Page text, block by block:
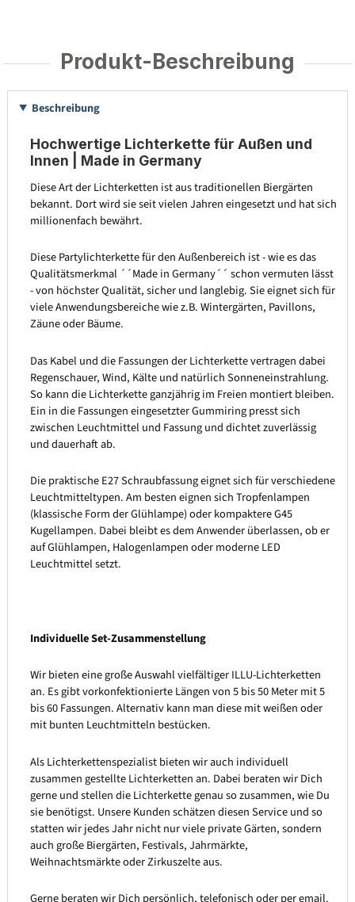
Produkt-Beschreibung
Beschreibung
Hochwertige Lichterkette für Außen und
Innen | Made in Germany
Diese Art der Lichterketten ist aus traditionellen Biergärten
bekannt. Dort wird sie seit vielen Jahren eingesetzt und hat sich
millionenfach bewährt.
Diese Partylichterkette für den Außenbereich ist - wie es das
Qualitätsmerkmal ´´Made in Germany´´ schon vermuten lässt
- von höchster Qualität, sicher und langlebig. Sie eignet sich für
viele Anwendungsbereiche wie z.B. Wintergärten, Pavillons,
Zäune oder Bäume.
Das Kabel und die Fassungen der Lichterkette vertragen dabei
Regenschauer, Wind, Kälte und natürlich Sonneneinstrahlung.
So kann die Lichterkette ganzjährig im Freien montiert bleiben.
Ein in die Fassungen eingesetzter Gummiring presst sich
zwischen Leuchtmittel und Fassung und dichtet zuverlässig
und dauerhaft ab.
Die praktische E27 Schraubfassung eignet sich für verschiedene
Leuchtmitteltypen. Am besten eignen sich Tropfenlampen
(klassische Form der Glühlampe) oder kompaktere G45
Kugellampen. Dabei bleibt es dem Anwender überlassen, ob er
auf Glühlampen, Halogenlampen oder moderne LED
Leuchtmittel setzt.
Individuelle Set-Zusammenstellung
Wir bieten eine große Auswahl vielfältiger ILLU-Lichterketten
an. Es gibt vorkonfektionierte Längen von 5 bis 50 Meter mit 5
bis 60 Fassungen. Alternativ kann man diese mit weißen oder
mit bunten Leuchtmitteln bestücken.
Als Lichterkettenspezialist bieten wir auch individuell
zusammen gestellte Lichterketten an. Dabei beraten wir Dich
gerne und stellen die Lichterkette genau so zusammen, wie Du
sie benötigst. Unsere Kunden schätzen diesen Service und so
statten wir jedes Jahr nicht nur viele private Gärten, sondern
auch große Biergärten, Festivals, Jahrmärkte,
Weihnachtsmärkte oder Zirkuszelte aus.
Gerne beraten wir Dich persönlich, telefonisch oder per email.